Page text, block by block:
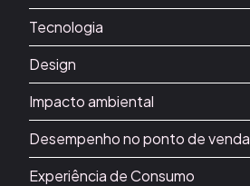
Tecnologia
Design
Impacto ambiental
Desempenho no ponto de venda
Experiência de Consumo